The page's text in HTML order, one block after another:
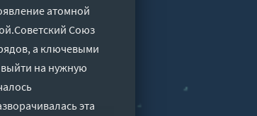
атомной
Союз
а ключевыми
на нужную
эта